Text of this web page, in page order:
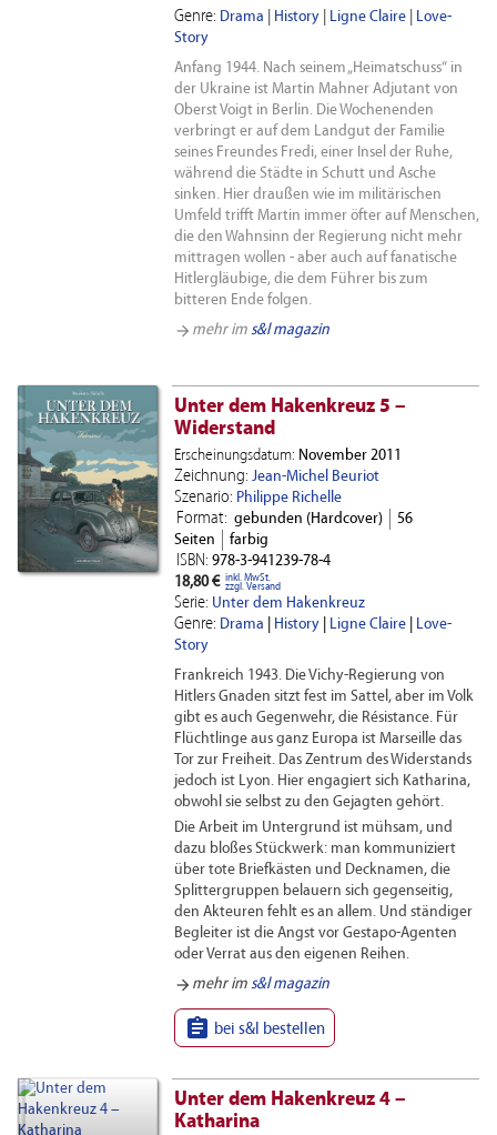
Genre: Drama History| Ligne Claire| Love-
Story
Anfang 1944. Nach seinem „Heimatschuss“ in
der Ukraine ist Martin Mahner Adjutant von
Oberst Voigt in Berlin. Die Wochenenden
verbringt er auf dem Landgut der Familie
seines Freundes Fredi, einer Insel der Ruhe,
während die Städte in Schutt und Asche
sinken. Hier draußen wie im militärischen
Umfeld trifft Martin immer öfter auf Menschen,
die den Wahnsinn der Regierung nicht mehr
mittragen wollen - aber auch auf fanatische
Hitlergläubige, die dem Führer bis zum
bitteren Ende folgen.
arrow_forward mehr im s&l magazin
Unter dem Hakenkreuz 5 –
Widerstand
Erscheinungsdatum: November 2011
Zeichnung: Jean-Michel Beuriot
Szenario: Philippe Richelle
Format: gebunden (Hardcover)
56
Seiten
farbig
ISBN: 978-3-941239-78-4
18,80 € inkl. MwSt.
zzgl. Versand
Serie: Unter dem Hakenkreuz
Genre: Drama History| Ligne Claire| Love-
Story
Frankreich 1943. Die Vichy-Regierung von
Hitlers Gnaden sitzt fest im Sattel, aber im Volk
gibt es auch Gegenwehr, die Résistance. Für
Flüchtlinge aus ganz Europa ist Marseille das
Tor zur Freiheit. Das Zentrum des Widerstands
jedoch ist Lyon. Hier engagiert sich Katharina,
obwohl sie selbst zu den Gejagten gehört.
Die Arbeit im Untergrund ist mühsam, und
dazu bloßes Stückwerk: man kommuniziert
über tote Briefkästen und Decknamen, die
Splittergruppen belauern sich gegenseitig,
den Akteuren fehlt es an allem. Und ständiger
Begleiter ist die Angst vor Gestapo-Agenten
oder Verrat aus den eigenen Reihen.
arrow_forward mehr im s&l magazin
 bei s&l bestellen
Unter dem Hakenkreuz 4 –
Katharina